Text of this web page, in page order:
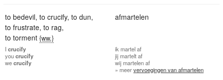
to bedevil, to crucify, to dun,
to frustrate, to rag,
to torment {ww.}
afmartelen
I crucify
youcrucify
wecrucify
ik martel af
jijmartelt af
wijmartelen af
» meervervoegingen van afmartelen